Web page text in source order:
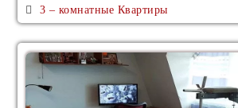
3 – комнатные Квартиры